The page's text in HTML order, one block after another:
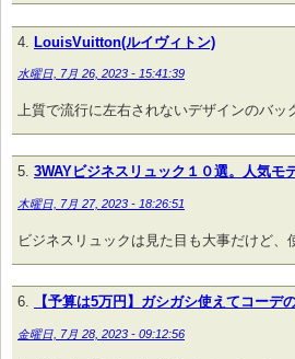
LouisVuitton(ルイヴィトン)
水曜日, 7月 26, 2023 - 15:41:39
上質で流行に左右されないデザインのバ
3WAYビジネスリュック１０選。人気モ
木曜日, 7月 27, 2023 - 18:26:51
ビジネスリュックは見た目も大事だけど
【予算は5万円】ガシガシ使えてコーデ
金曜日, 7月 28, 2023 - 09:12:56